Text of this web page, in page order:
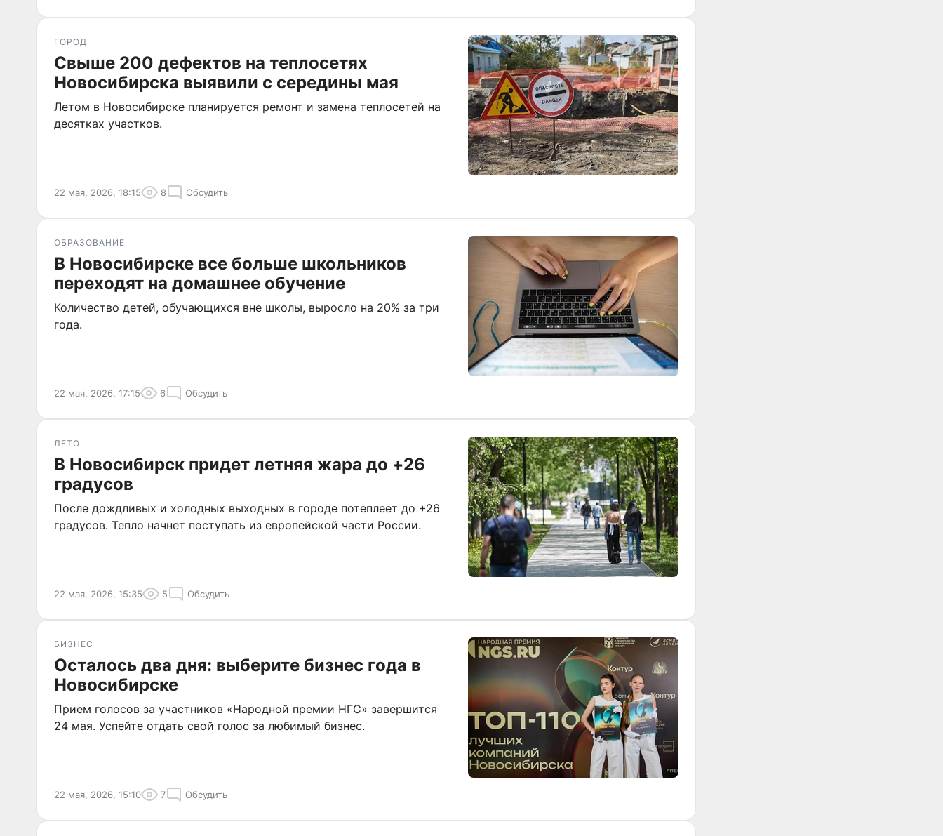
ГОРОД
Свыше 200 дефектов на теплосетях
Новосибирска выявили с середины мая
Летом в Новосибирске планируется ремонт и замена теплосетей на
десятках участков.
22 мая, 2026, 18:15 8 Обсудить
ОБРАЗОВАНИЕ
В Новосибирске все больше школьников
переходят на домашнее обучение
Количество детей, обучающихся вне школы, выросло на 20% за три
года.
22 мая, 2026, 17:15 6 Обсудить
ЛЕТО
В Новосибирск придет летняя жара до +26
градусов
После дождливых и холодных выходных в городе потеплеет до +26
градусов. Тепло начнет поступать из европейской части России.
22 мая, 2026, 15:35 5 Обсудить
БИЗНЕС
Осталось два дня: выберите бизнес года в
Новосибирске
Прием голосов за участников «Народной премии НГС» завершится
24 мая. Успейте отдать свой голос за любимый бизнес.
22 мая, 2026, 15:10 7 Обсудить